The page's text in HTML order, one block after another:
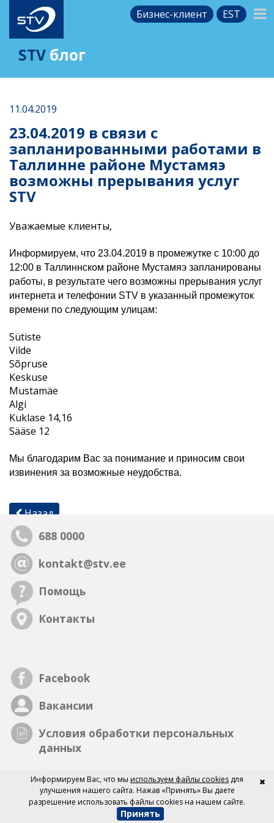
Бизнес-клиент EST
STV блог
11.04.2019
23.04.2019 в связи с
запланированными работами в
Таллинне районе Мустамяэ
возможны прерывания услуг
STV
Уважаемые клиенты,
Информируем, что 23.04.2019 в промежутке с 10:00 до
12:00 в Таллиннском районе Мустамяэ запланированы
работы, в результате чего возможны прерывания услуг
интернета и телефонии STV в указанный промежуток
времени по следующим улицам:
Sütiste
Vilde
Sõpruse
Keskuse
Mustamäe
Algi
Kuklase 14,16
Sääse 12
Мы благодарим Вас за понимание и приносим свои
извинения за возможные неудобства.
Назад
688 0000
kontakt@stv.ee
Помощь
Контакты
Facebook
Вакансии
Условия обработки персональных
данных
Информируем Вас, что мы используем файлы cookies для
улучшения нашего сайта. Нажав «Принять» Вы даете
разрешение использовать файлы cookies на нашем сайте.
Принять